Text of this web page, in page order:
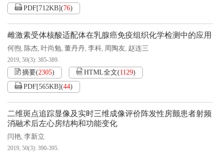
PDF[712KB](76)
雌激素受体核酸适配体在乳腺癌免疫组织化学检测中的应用
何煦, 陈杰, 叶尚勉, 董丹丹, 李科, 周陶友, 赵连三
2019, 50(3): 385-389.
摘要(2305) HTML全文(1129)
PDF[565KB](44)
二维斑点追踪显像及实时三维成像评价阵发性房颤患者射频
消融术后左心房结构和功能变化
闫艳, 李新立
2019, 50(3): 390-395.